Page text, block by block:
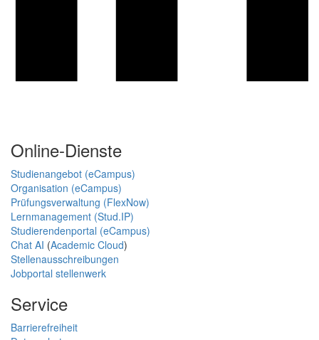
Online-Dienste
Studienangebot (eCampus)
Organisation (eCampus)
Prüfungsverwaltung (FlexNow)
Lernmanagement (Stud.IP)
Studierendenportal (eCampus)
Chat AI (Academic Cloud)
Stellenausschreibungen
Jobportal stellenwerk
Service
Barrierefreiheit